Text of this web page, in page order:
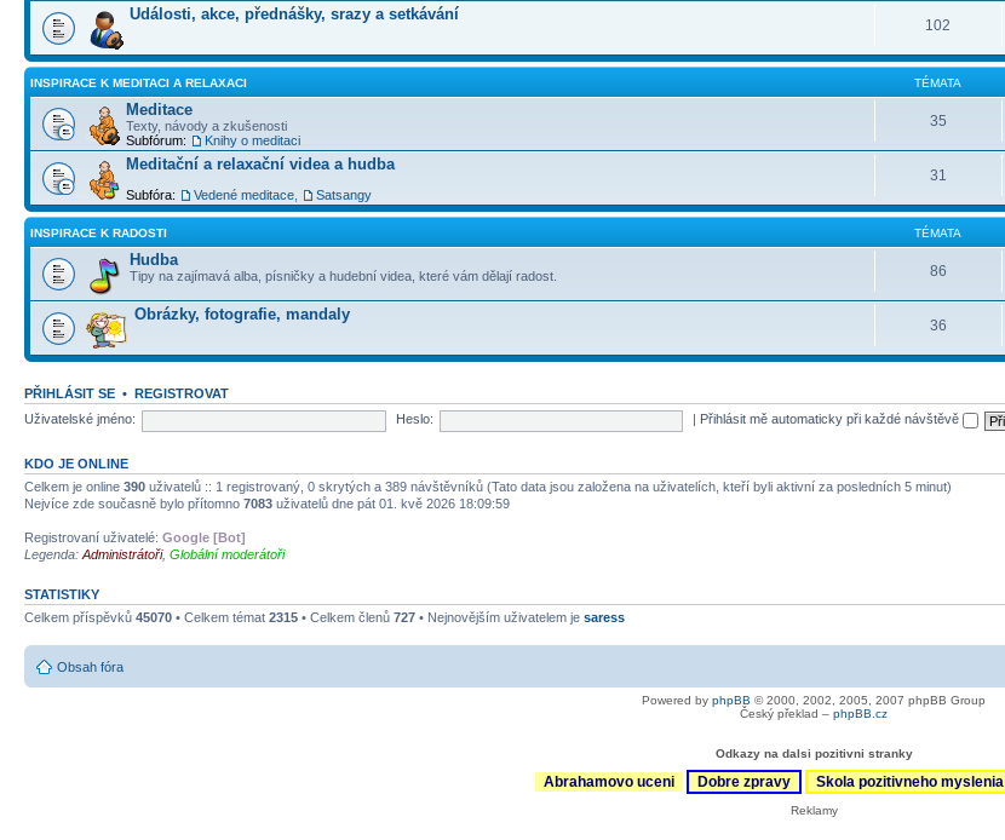
Události, akce, přednášky, srazy a setkávání
102
INSPIRACE K MEDITACI A RELAXACI TÉMATA
Meditace
Texty, návody a zkušenosti
Subfórum:
Knihy o meditaci
35
Meditační a relaxační videa a hudba
Subfóra: Vedené meditace Satsangy
31
INSPIRACE K RADOSTI TÉMATA
Hudba
Tipy na zajímavá alba, písničky a hudební videa, které vám dělají radost. 86
Obrázky, fotografie, mandaly
36
PŘIHLÁSIT SE • REGISTROVAT
Uživatelské jméno:
Heslo: Přihlásit mě automaticky při každé návštěvě
KDO JE ONLINE
Celkem je online 390 uživatelů :: 1 registrovaný, 0 skrytých a 389 návštěvníků (Tato data jsou založena na uživatelích, kteří byli aktivní za posledních 5 minut)
Nejvíce zde současně bylo přítomno 7083 uživatelů dne pát 01. kvě 2026 18:09:59
Registrovaní uživatelé: Google [Bot]
Legenda: Administrátoři, Globální moderátoři
STATISTIKY
Celkem příspěvků 45070 • Celkem témat 2315 • Celkem členů 727 • Nejnovějším uživatelem je saress
Obsah fóra
Powered by phpBB © 2000, 2002, 2005, 2007 phpBB Group
Český překlad – phpBB.cz
Odkazy na dalsi pozitivni stranky
Abrahamovo uceni Dobre zpravy Skola pozitivneho myslenia
Reklamy